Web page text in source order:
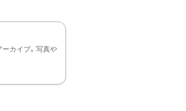
ーカイブ。写真や